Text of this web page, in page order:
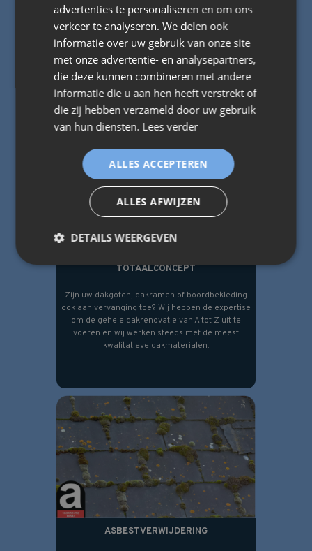
100 % WATERDICHT
De lichtmetalen dakpanelementen van Flattile en
Covertile zijn 100 % waterdicht, stormvast en
worden gewaarborgd door 30 jaar
fabrieksgarantie.
TOTAALCONCEPT
Zijn uw dakgoten, dakramen of boordbekleding
ook aan vervanging toe? Wij hebben de expertise
om de gehele dakrenovatie van A tot Z uit te
voeren en wij werken steeds met de meest
kwalitatieve dakmaterialen.
ASBESTVERWIJDERING
advertenties te personaliseren en om ons
verkeer te analyseren. We delen ook
informatie over uw gebruik van onze site
met onze advertentie- en analysepartners,
die deze kunnen combineren met andere
informatie die u aan hen heeft verstrekt of
die zij hebben verzameld door uw gebruik
van hun diensten. Lees verder
ALLES ACCEPTEREN
ALLES AFWIJZEN
DETAILS WEERGEVEN